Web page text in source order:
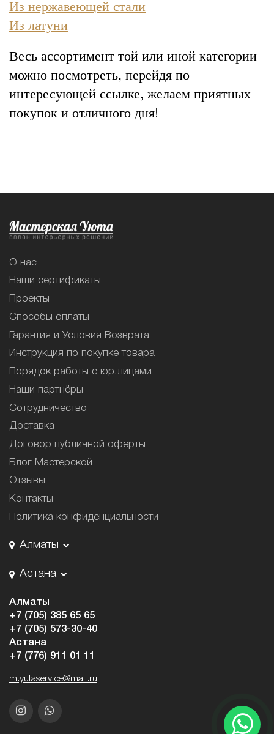
Из нержавеющей стали
Из латуни
Весь ассортимент той или иной категории
можно посмотреть, перейдя по
интересующей ссылке, желаем приятных
покупок и отличного дня!
О нас
Наши сертификаты
Проекты
Способы оплаты
Гарантия и Условия Возврата
Инструкция по покупке товара
Порядок работы с юр.лицами
Наши партнёры
Сотрудничество
Доставка
Договор публичной оферты
Блог Мастерской
Отзывы
Контакты
Политика конфиденциальности
Алматы
Астана
Алматы
+7 (705) 385 65 65
+7 (705) 573-30-40
Астана
+7 (776) 911 01 11
m.yutaservice@mail.ru